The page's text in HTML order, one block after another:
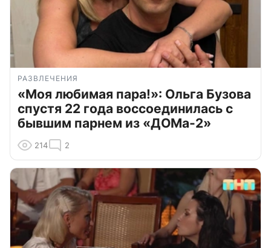
РАЗВЛЕЧЕНИЯ
«Моя любимая пара!»: Ольга Бузова
спустя 22 года воссоединилась с
бывшим парнем из «ДОМа-2»
214 2